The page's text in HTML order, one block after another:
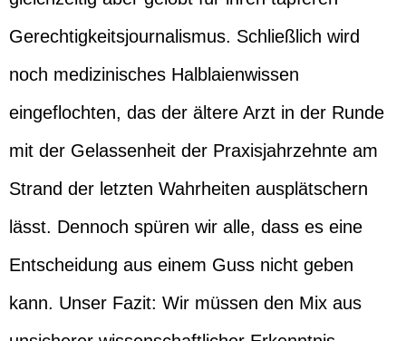
Gerechtigkeitsjournalismus. Schließlich wird
noch medizinisches Halblaienwissen
eingeflochten, das der ältere Arzt in der Runde
mit der Gelassenheit der Praxisjahrzehnte am
Strand der letzten Wahrheiten ausplätschern
lässt. Dennoch spüren wir alle, dass es eine
Entscheidung aus einem Guss nicht geben
kann. Unser Fazit: Wir müssen den Mix aus